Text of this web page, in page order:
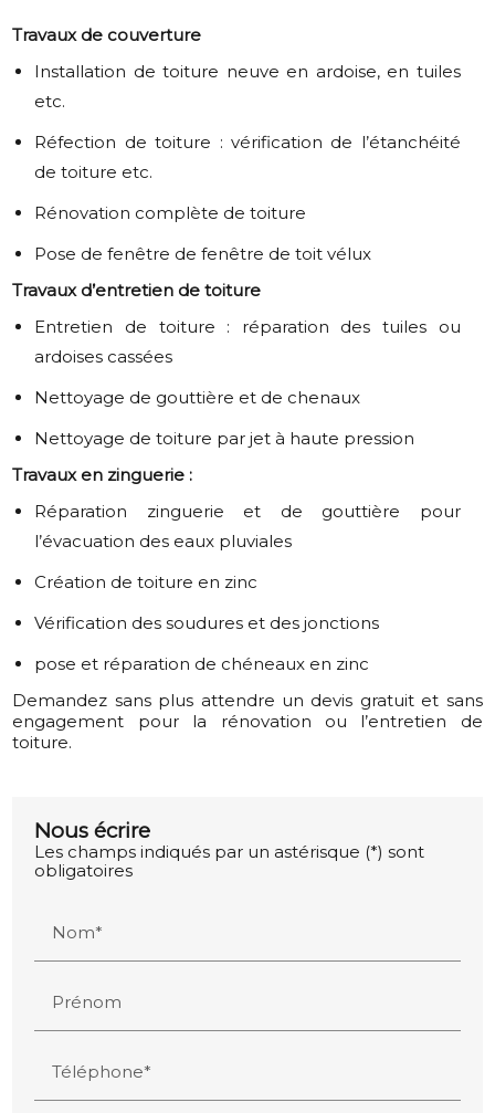
Travaux de couverture
Installation de toiture neuve en ardoise, en tuiles
etc.
Réfection de toiture : vérification de l’étanchéité
de toiture etc.
Rénovation complète de toiture
Pose de fenêtre de fenêtre de toit vélux
Travaux d’entretien de toiture
Entretien de toiture : réparation des tuiles ou
ardoises cassées
Nettoyage de gouttière et de chenaux
Nettoyage de toiture par jet à haute pression
Travaux en zinguerie :
Réparation zinguerie et de gouttière pour
l’évacuation des eaux pluviales
Création de toiture en zinc
Vérification des soudures et des jonctions
pose et réparation de chéneaux en zinc
Demandez sans plus attendre un devis gratuit et sans
engagement pour la rénovation ou l’entretien de
toiture.
Nous écrire
Les champs indiqués par un astérisque (*) sont
obligatoires
Nom*
Prénom
Téléphone*